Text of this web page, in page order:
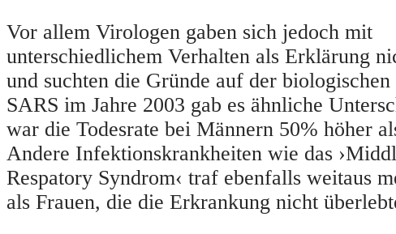
Vor allem Virologen gaben sich jedoch mit
unterschiedlichem Verhalten als Erklärung
und suchten die Gründe auf der biologischen
SARS im Jahre 2003 gab es ähnliche
war die Todesrate bei Männern 50% höher
Andere Infektionskrankheiten wie das
Respatory Syndrom‹ traf ebenfalls weitaus
als Frauen, die die Erkrankung nicht